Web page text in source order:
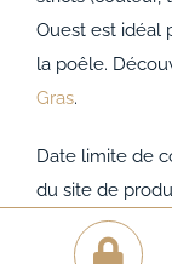
Ouest est idéal
la poêle.
Gras.
Date limite de
du site de